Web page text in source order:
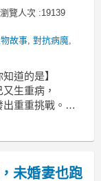
瀏覽人次 :19139
故事,對抗病魔,
道的是】
生重病，
重重挑戰。
上收入不濟，
未婚妻也跑